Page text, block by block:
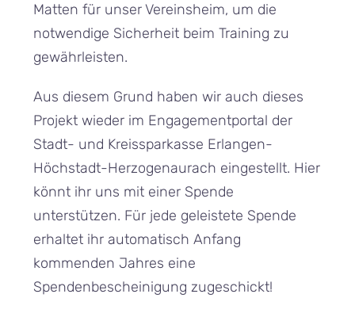
Matten für unser Vereinsheim, um die
notwendige Sicherheit beim Training zu
gewährleisten.
Aus diesem Grund haben wir auch dieses
Projekt wieder im Engagementportal der
Stadt- und Kreissparkasse Erlangen-
Höchstadt-Herzogenaurach eingestellt. Hier
könnt ihr uns mit einer Spende
unterstützen. Für jede geleistete Spende
erhaltet ihr automatisch Anfang
kommenden Jahres eine
Spendenbescheinigung zugeschickt!